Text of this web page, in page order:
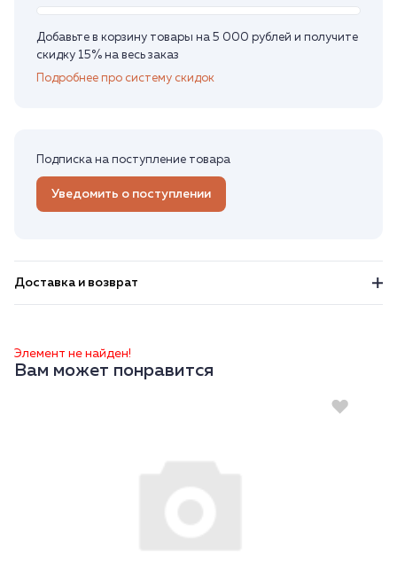
Добавьте в корзину товары на 5 000 рублей и получите
скидку 15% на весь заказ
Подробнее про систему скидок
Подписка на поступление товара
Уведомить о поступлении
Доставка и возврат
Элемент не найден!
Вам может понравится